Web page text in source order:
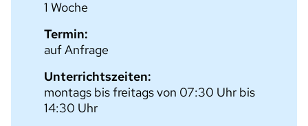
1 Woche
Termin:
auf Anfrage
Unterrichtszeiten:
montags bis freitags von 07:30 Uhr bis
14:30 Uhr